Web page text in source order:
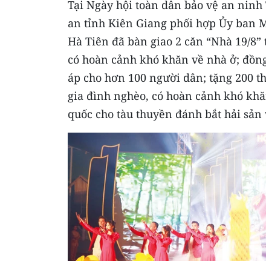
Tại Ngày hội toàn dân bảo vệ an
an tỉnh Kiên Giang phối hợp Ủy ban
Hà Tiên đã bàn giao 2 căn “Nhà 19/
có hoàn cảnh khó khăn về nhà ở;
áp cho hơn 100 người dân; tặng 200
gia đình nghèo, có hoàn cảnh khó
quốc cho tàu thuyền đánh bắt hải